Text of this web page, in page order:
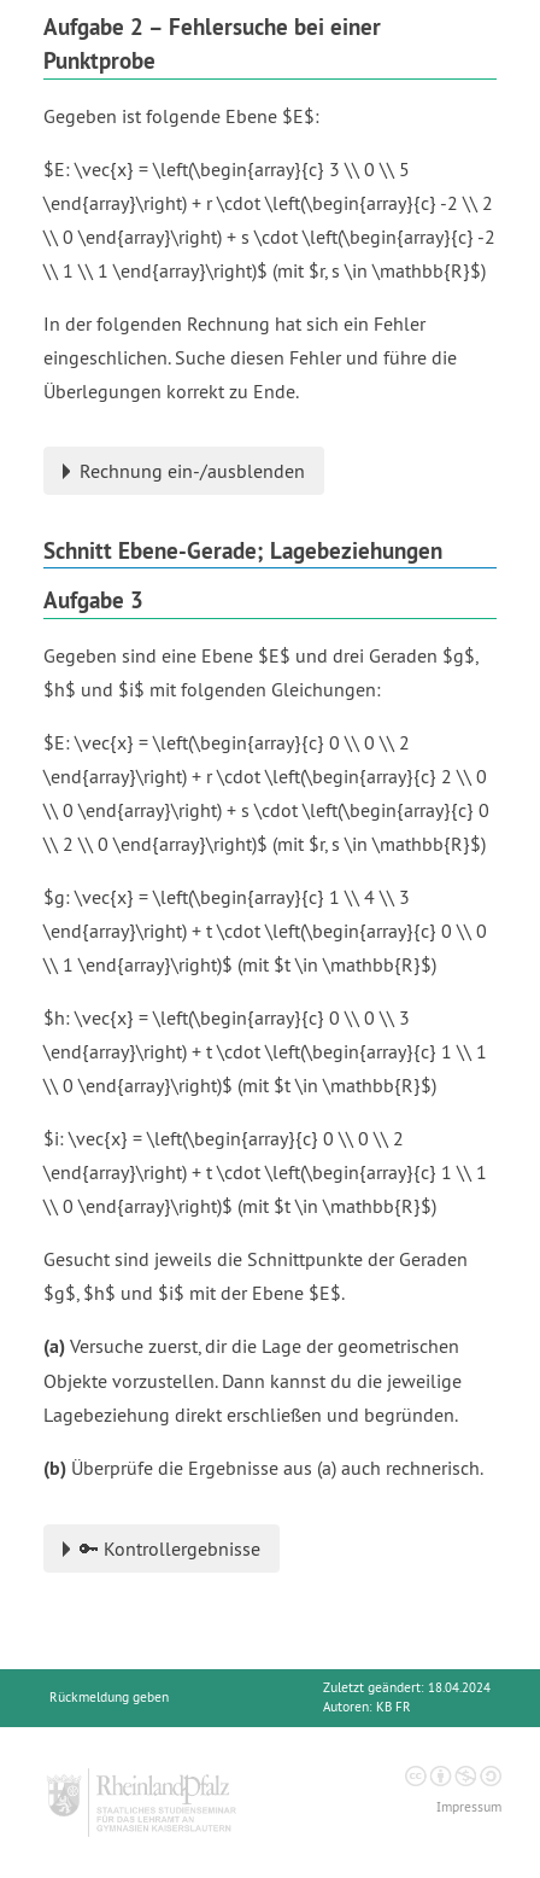
Aufgabe 2 – Fehlersuche bei einer
Punktprobe
Gegeben ist folgende Ebene $E$:
$E: \vec{x} = \left(\begin{array}{c} 3 \\ 0 \\ 5
\end{array}\right) + r \cdot \left(\begin{array}{c} -2 \\ 2
\\ 0 \end{array}\right) + s \cdot \left(\begin{array}{c} -2
\\ 1 \\ 1 \end{array}\right)$ (mit $r, s \in \mathbb{R}$)
In der folgenden Rechnung hat sich ein Fehler
eingeschlichen. Suche diesen Fehler und führe die
Überlegungen korrekt zu Ende.
Rechnung ein-/ausblenden
Schnitt Ebene-Gerade; Lagebeziehungen
Aufgabe 3
Gegeben sind eine Ebene $E$ und drei Geraden $g$,
$h$ und $i$ mit folgenden Gleichungen:
$E: \vec{x} = \left(\begin{array}{c} 0 \\ 0 \\ 2
\end{array}\right) + r \cdot \left(\begin{array}{c} 2 \\ 0
\\ 0 \end{array}\right) + s \cdot \left(\begin{array}{c} 0
\\ 2 \\ 0 \end{array}\right)$ (mit $r, s \in \mathbb{R}$)
$g: \vec{x} = \left(\begin{array}{c} 1 \\ 4 \\ 3
\end{array}\right) + t \cdot \left(\begin{array}{c} 0 \\ 0
\\ 1 \end{array}\right)$ (mit $t \in \mathbb{R}$)
$h: \vec{x} = \left(\begin{array}{c} 0 \\ 0 \\ 3
\end{array}\right) + t \cdot \left(\begin{array}{c} 1 \\ 1
\\ 0 \end{array}\right)$ (mit $t \in \mathbb{R}$)
$i: \vec{x} = \left(\begin{array}{c} 0 \\ 0 \\ 2
\end{array}\right) + t \cdot \left(\begin{array}{c} 1 \\ 1
\\ 0 \end{array}\right)$ (mit $t \in \mathbb{R}$)
Gesucht sind jeweils die Schnittpunkte der Geraden
$g$, $h$ und $i$ mit der Ebene $E$.
(a) Versuche zuerst, dir die Lage der geometrischen
Objekte vorzustellen. Dann kannst du die jeweilige
Lagebeziehung direkt erschließen und begründen.
(b) Überprüfe die Ergebnisse aus (a) auch rechnerisch.
🔑 Kontrollergebnisse
Rückmeldung geben
Zuletzt geändert: 18.04.2024
Autoren: KB FR
Impressum